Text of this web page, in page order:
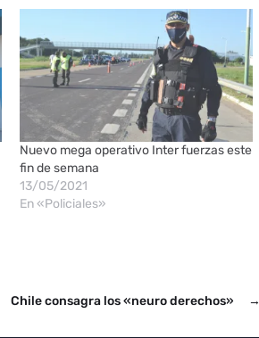
Nuevo mega operativo Inter fuerzas este
fin de semana
13/05/2021
En «Policiales»
→
Chile consagra los «neuro derechos»